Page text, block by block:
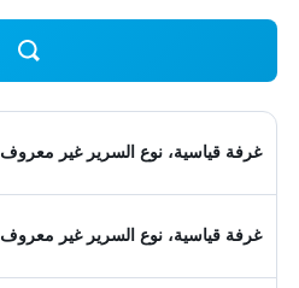
غرفة قياسية، نوع السرير غير معروف
غرفة قياسية، نوع السرير غير معروف